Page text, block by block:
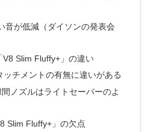
音が低減（ダイソンの発表会
V8 Slim Fluffy+」の違い
チメントの有無に違いがある
ノズルはライトセーバーのよ
Slim Fluffy+」の欠点